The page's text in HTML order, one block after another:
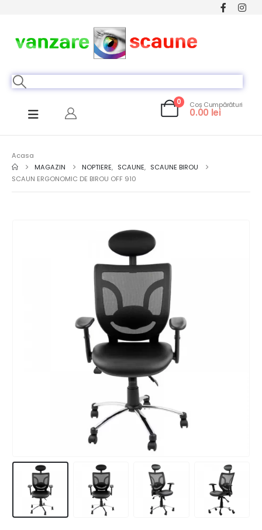
0 Coș Cumpărături
0.00 lei
Acasa
MAGAZIN
NOPTIERE, SCAUNE, SCAUNE BIROU
SCAUN ERGONOMIC DE BIROU OFF 910